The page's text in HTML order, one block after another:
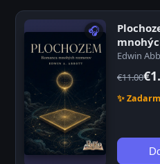
🎧
Edwin
€11.00
✨